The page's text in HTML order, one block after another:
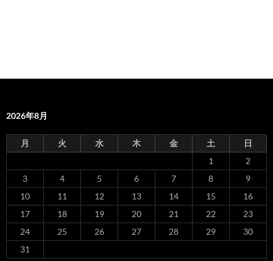
2026年8月
月 火 水 木 金 土
日
1
2
3
4 5 6 7 8
9
10
11 12 13 14 15
16
17
18 19 20 21 22
23
24
25 26 27 28 29
30
31